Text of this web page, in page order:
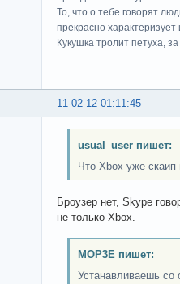
То, что о тебе говорят
прекрасно характеризует
Кукушка тролит петуха,
11-02-12 01:11:45
usual_user пишет:
Что Xbox уже
Броузер нет, Skype
не только Xbox.
MOP3E пишет:
Устанавливаешь со